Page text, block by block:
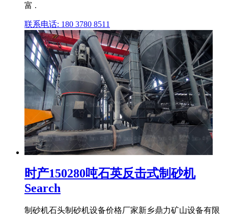
富 .
联系电话: 180 3780 8511
时产150280吨石英反击式制砂机
Search
制砂机石头制砂机设备价格厂家新乡鼎力矿山设备有限